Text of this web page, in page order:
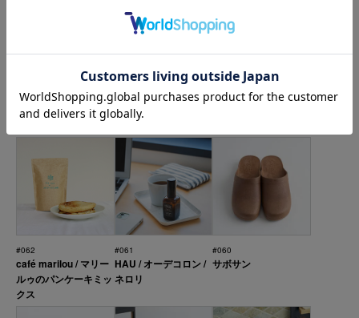
#065
ベージュ・茶 熊ぬい
#064
G&S DO バケットハッ
ト＜キッズ＞
#063
#062
café marilou / マリー
ルゥのパンケーキミッ
クス
#061
HAU / オーデコロン /
ネロリ
#060
サボサン